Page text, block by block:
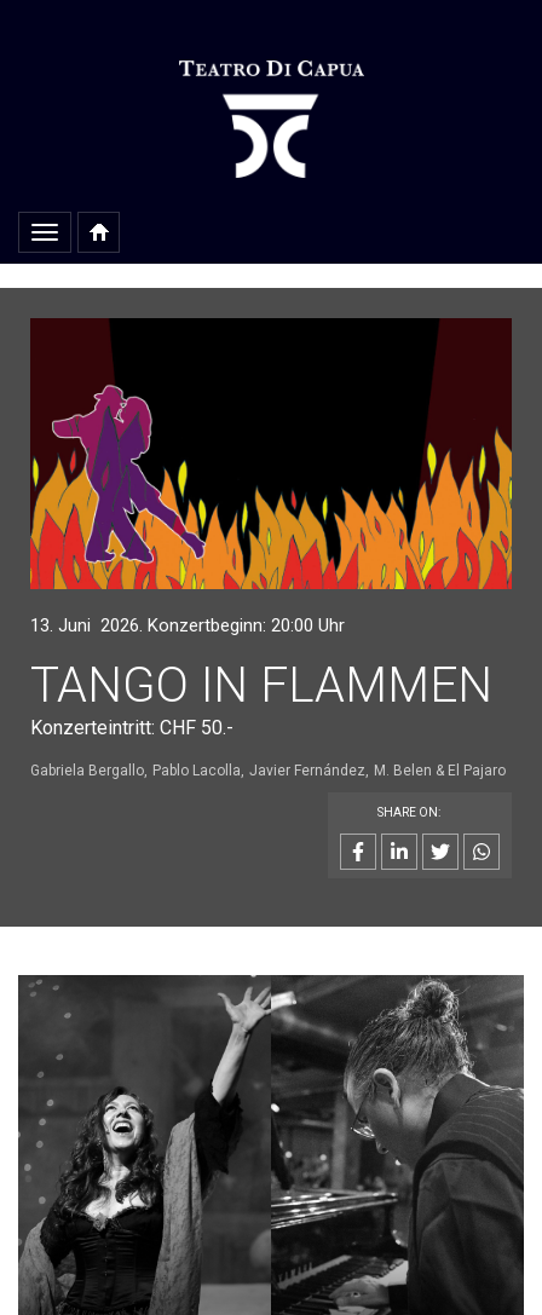
Alterar
navegação
13. Juni 2026. Konzertbeginn: 20:00 Uhr
TANGO IN FLAMMEN
Konzerteintritt: CHF 50.-
Gabriela Bergallo Pablo Lacolla Javier Fernández M. Belen & El Pajaro
SHARE ON: